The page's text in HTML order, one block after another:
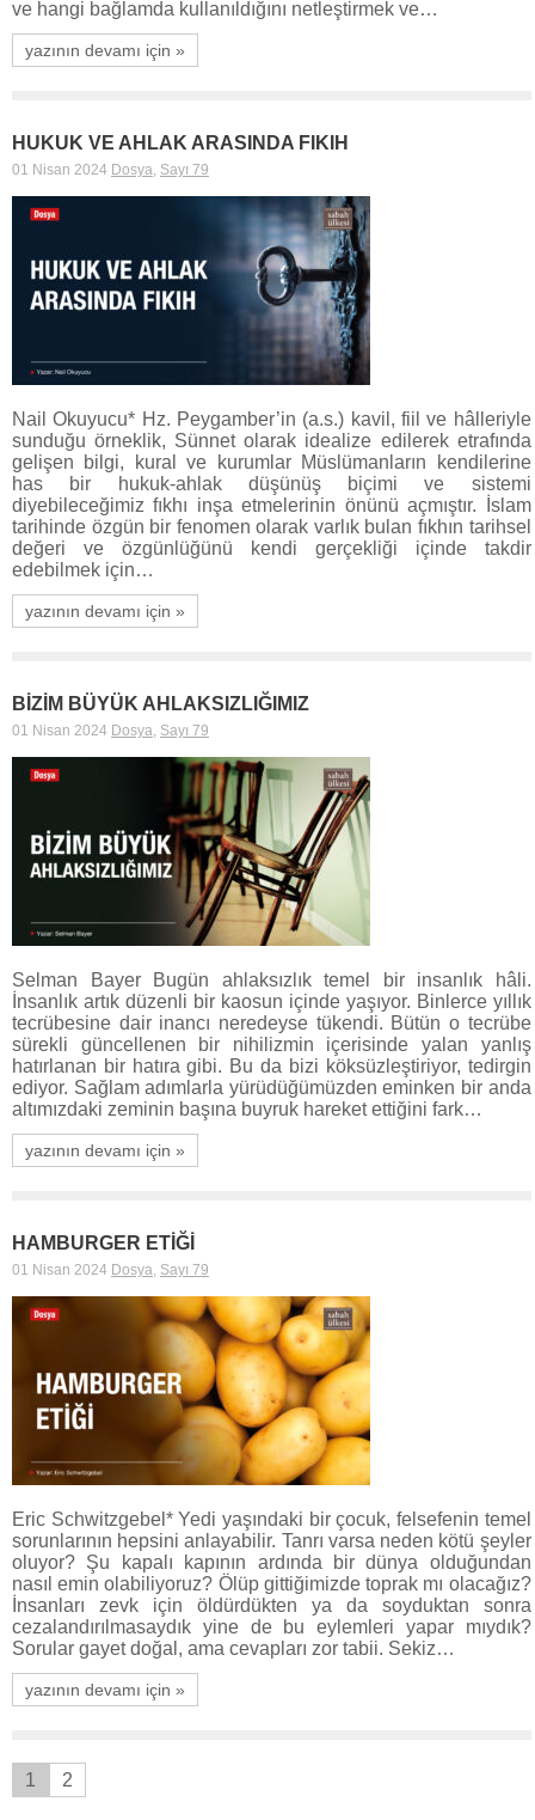
ve hangi bağlamda kullanıldığını netleştirmek ve…
yazının devamı için »
HUKUK VE AHLAK ARASINDA FIKIH
01 Nisan 2024 Dosya, Sayı 79
Nail Okuyucu* Hz. Peygamber’in (a.s.) kavil, fiil ve hâlleriyle
sunduğu örneklik, Sünnet olarak idealize edilerek etrafında
gelişen bilgi, kural ve kurumlar Müslümanların kendilerine
has bir hukuk-ahlak düşünüş biçimi ve sistemi
diyebileceğimiz fıkhı inşa etmelerinin önünü açmıştır. İslam
tarihinde özgün bir fenomen olarak varlık bulan fıkhın tarihsel
değeri ve özgünlüğünü kendi gerçekliği içinde takdir
edebilmek için…
yazının devamı için »
BİZİM BÜYÜK AHLAKSIZLIĞIMIZ
01 Nisan 2024 Dosya, Sayı 79
Selman Bayer Bugün ahlaksızlık temel bir insanlık hâli.
İnsanlık artık düzenli bir kaosun içinde yaşıyor. Binlerce yıllık
tecrübesine dair inancı neredeyse tükendi. Bütün o tecrübe
sürekli güncellenen bir nihilizmin içerisinde yalan yanlış
hatırlanan bir hatıra gibi. Bu da bizi köksüzleştiriyor, tedirgin
ediyor. Sağlam adımlarla yürüdüğümüzden eminken bir anda
altımızdaki zeminin başına buyruk hareket ettiğini fark…
yazının devamı için »
HAMBURGER ETİĞİ
01 Nisan 2024 Dosya, Sayı 79
Eric Schwitzgebel* Yedi yaşındaki bir çocuk, felsefenin temel
sorunlarının hepsini anlayabilir. Tanrı varsa neden kötü şeyler
oluyor? Şu kapalı kapının ardında bir dünya olduğundan
nasıl emin olabiliyoruz? Ölüp gittiğimizde toprak mı olacağız?
İnsanları zevk için öldürdükten ya da soyduktan sonra
cezalandırılmasaydık yine de bu eylemleri yapar mıydık?
Sorular gayet doğal, ama cevapları zor tabii. Sekiz…
yazının devamı için »
1 2